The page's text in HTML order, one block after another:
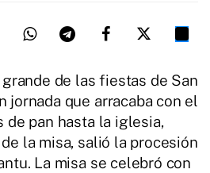
de las fiestas de San
jornada que arracaba con el
pan hasta la iglesia,
la misa, salió la procesión
La misa se celebró con